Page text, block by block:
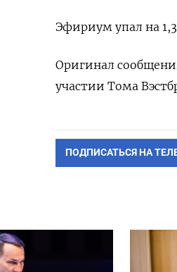
Эфириум упал на
Оригинал
участии Тома
ПОДПИСАТЬСЯ НА